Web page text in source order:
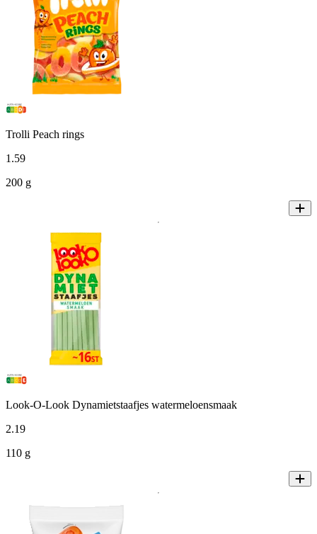
Trolli Peach rings
1.59
200 g
Look-O-Look Dynamietstaafjes watermeloensmaak
2.19
110 g